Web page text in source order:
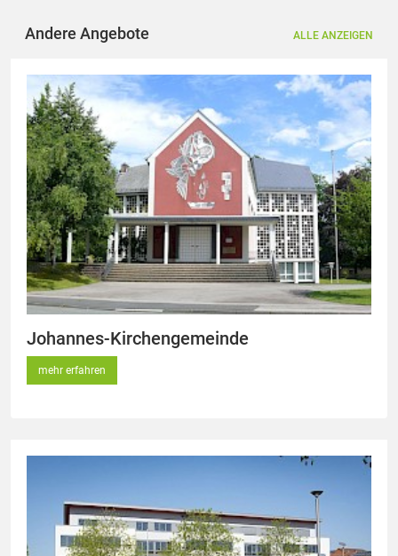
Andere Angebote ALLE ANZEIGEN
Johannes-Kirchengemeinde
mehr erfahren